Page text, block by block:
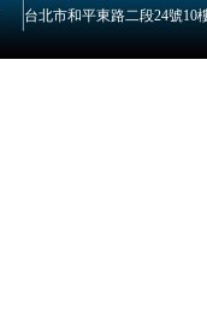
台北市和平東路二段24號10